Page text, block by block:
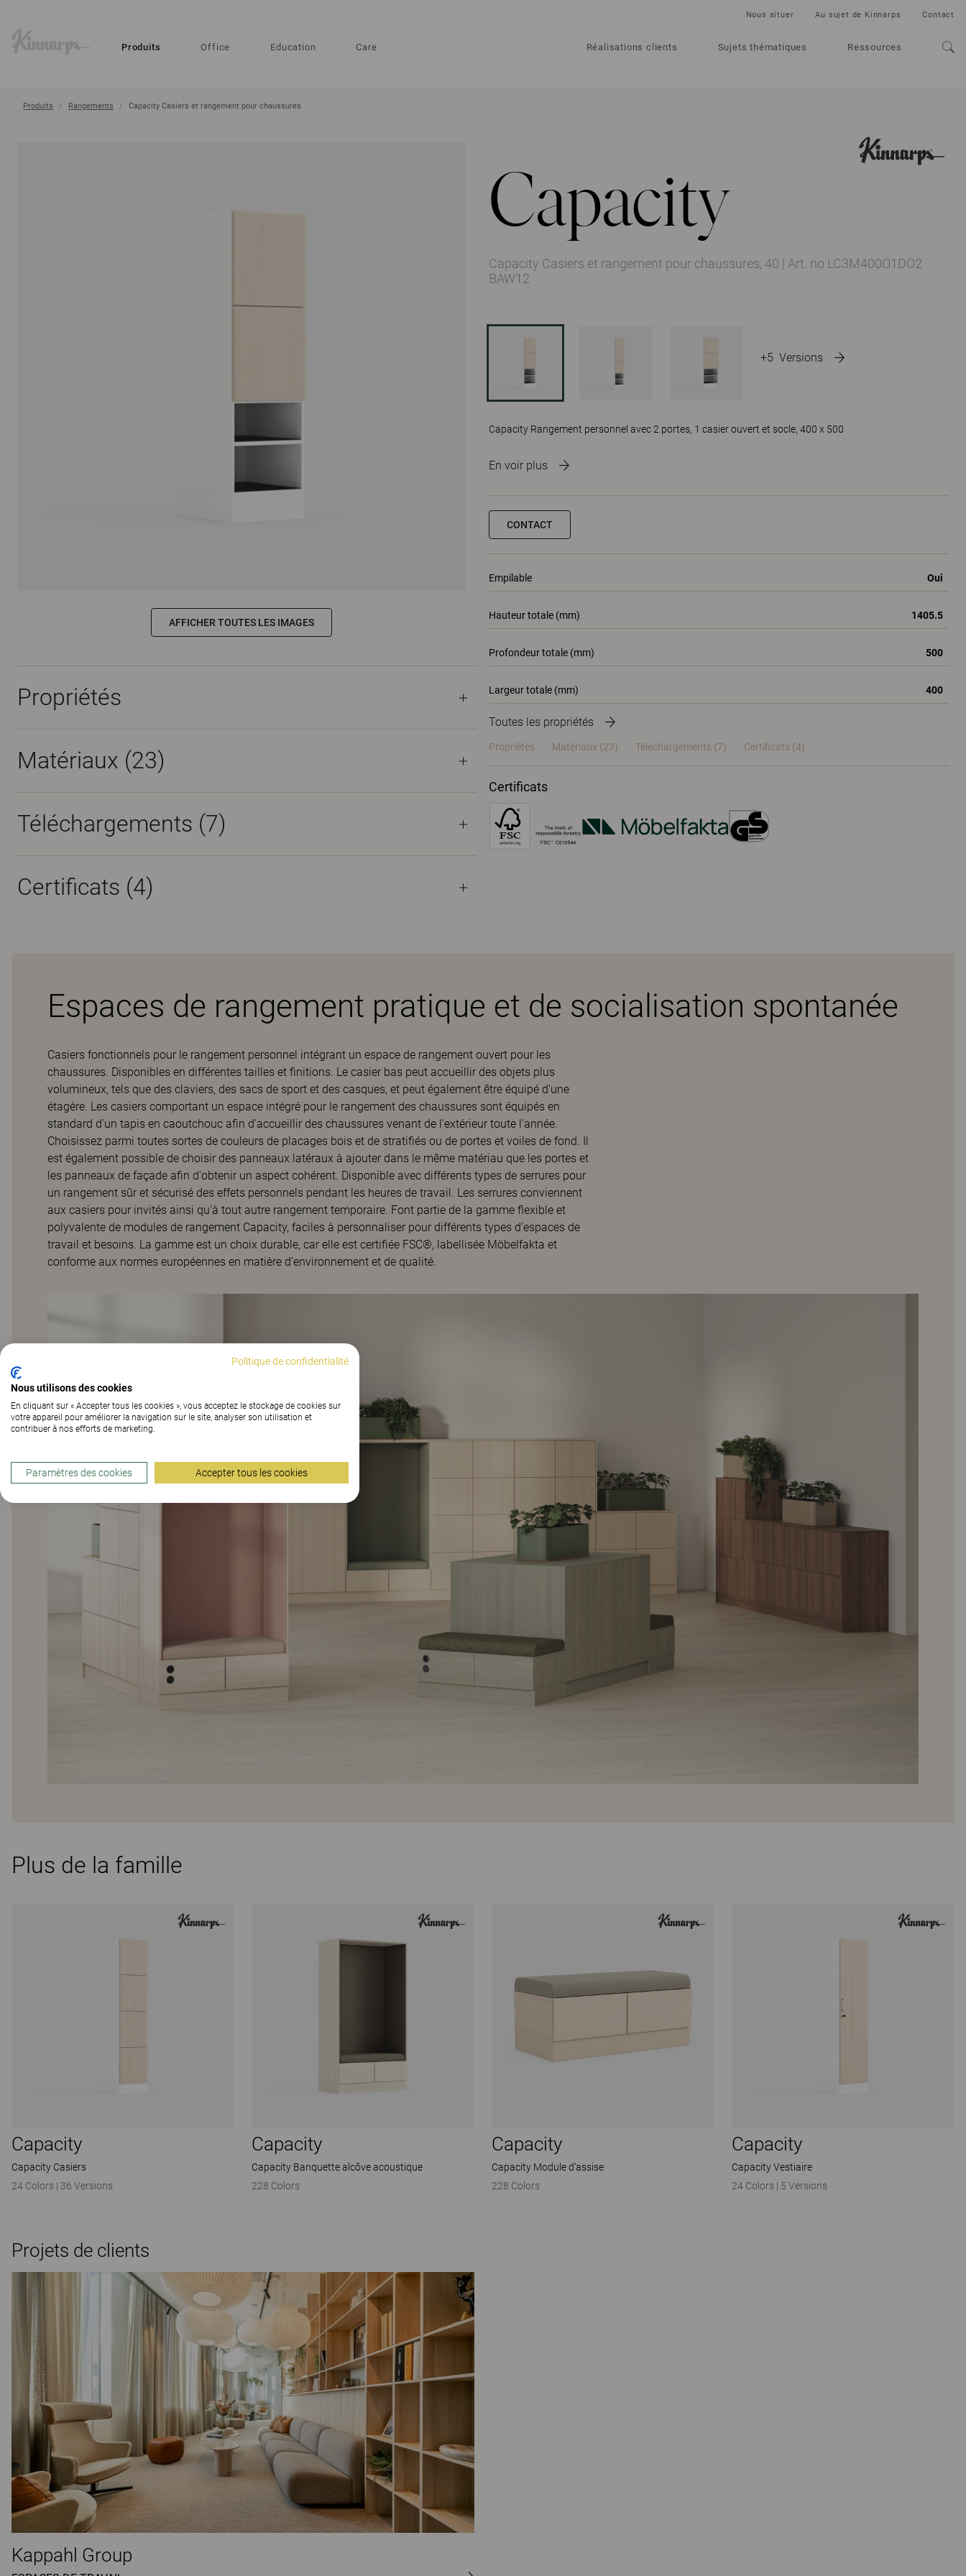
Produits Office Education Care Réalisations clients Sujets thématiques Ressources
Nous situer Au sujet de Kinnarps Contact
Produits Rangements Capacity Casiers et rangement pour chaussures
Capacity
+5 Versions
Capacity Casiers et rangement pour chaussures, 40 | Art. no LC3M400O1DO2
BAW12
Capacity Rangement personnel avec 2 portes, 1 casier ouvert et socle, 400 x 500
En voir plus
CONTACT
Empilable Oui
Hauteur totale (mm) 1405.5
Profondeur totale (mm) 500
Largeur totale (mm) 400
Toutes les propriétés
Propriétés Matériaux (23) Téléchargements (7) Certificats (4)
Certificats
AFFICHER TOUTES LES IMAGES
Propriétés
Matériaux (23)
Téléchargements (7)
Certificats (4)
Espaces de rangement pratique et de socialisation spontanée
Casiers fonctionnels pour le rangement personnel intégrant un espace de rangement ouvert pour les
chaussures. Disponibles en différentes tailles et finitions. Le casier bas peut accueillir des objets plus
volumineux, tels que des claviers, des sacs de sport et des casques, et peut également être équipé d’une
étagère. Les casiers comportant un espace intégré pour le rangement des chaussures sont équipés en
standard d'un tapis en caoutchouc afin d’accueillir des chaussures venant de l'extérieur toute l’année.
Choisissez parmi toutes sortes de couleurs de placages bois et de stratifiés ou de portes et voiles de fond. Il
est également possible de choisir des panneaux latéraux à ajouter dans le même matériau que les portes et
les panneaux de façade afin d'obtenir un aspect cohérent. Disponible avec différents types de serrures pour
un rangement sûr et sécurisé des effets personnels pendant les heures de travail. Les serrures conviennent
aux casiers pour invités ainsi qu'à tout autre rangement temporaire. Font partie de la gamme flexible et
polyvalente de modules de rangement Capacity, faciles à personnaliser pour différents types d’espaces de
travail et besoins. La gamme est un choix durable, car elle est certifiée FSC®, labellisée Möbelfakta et
conforme aux normes européennes en matière d’environnement et de qualité.
Plus de la famille
Capacity
Capacity Casiers
24 Colors | 36 Versions
Capacity
Capacity Banquette alcôve acoustique
228 Colors
Capacity
Capacity Module d’assise
228 Colors
Capacity
Capacity Vestiaire
24 Colors | 5 Versions
Projets de clients
Kappahl Group
Politique de confidentialité
Nous utilisons des cookies
En cliquant sur « Accepter tous les cookies », vous acceptez le stockage de cookies sur
votre appareil pour améliorer la navigation sur le site, analyser son utilisation et
contribuer à nos efforts de marketing.
Paramètres des cookies Accepter tous les cookies